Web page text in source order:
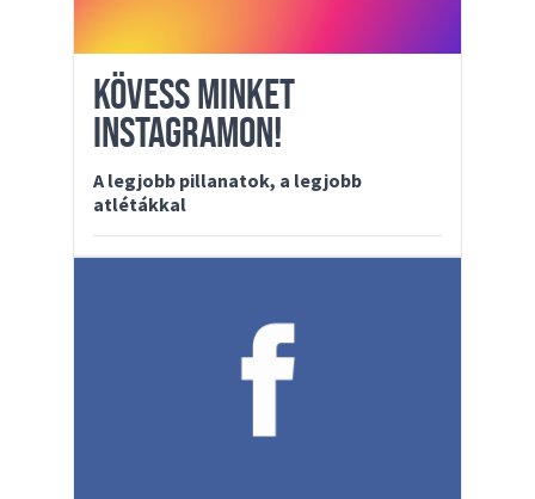
KÖVESS MINKET
INSTAGRAMON!
A legjobb pillanatok, a legjobb
atlétákkal